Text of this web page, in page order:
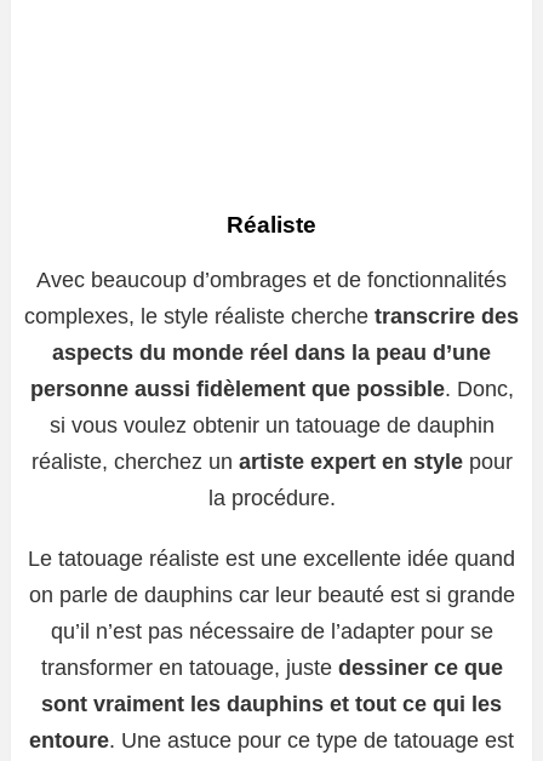
Réaliste
Avec beaucoup d’ombrages et de fonctionnalités
complexes, le style réaliste cherche transcrire des
aspects du monde réel dans la peau d’une
personne aussi fidèlement que possible. Donc,
si vous voulez obtenir un tatouage de dauphin
réaliste, cherchez un artiste expert en stylepour
la procédure.
Le tatouage réaliste est une excellente idée quand
on parle de dauphins car leur beauté est si grande
qu’il n’est pas nécessaire de l’adapter pour se
transformer en tatouage, juste dessiner ce que
sont vraiment les dauphins et tout ce qui les
entoure. Une astuce pour ce type de tatouage est